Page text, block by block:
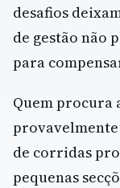
desafios
de gestão não
para
Quem procura
de corridas
pequenas